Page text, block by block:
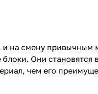
и на смену
Они становятся
чем его